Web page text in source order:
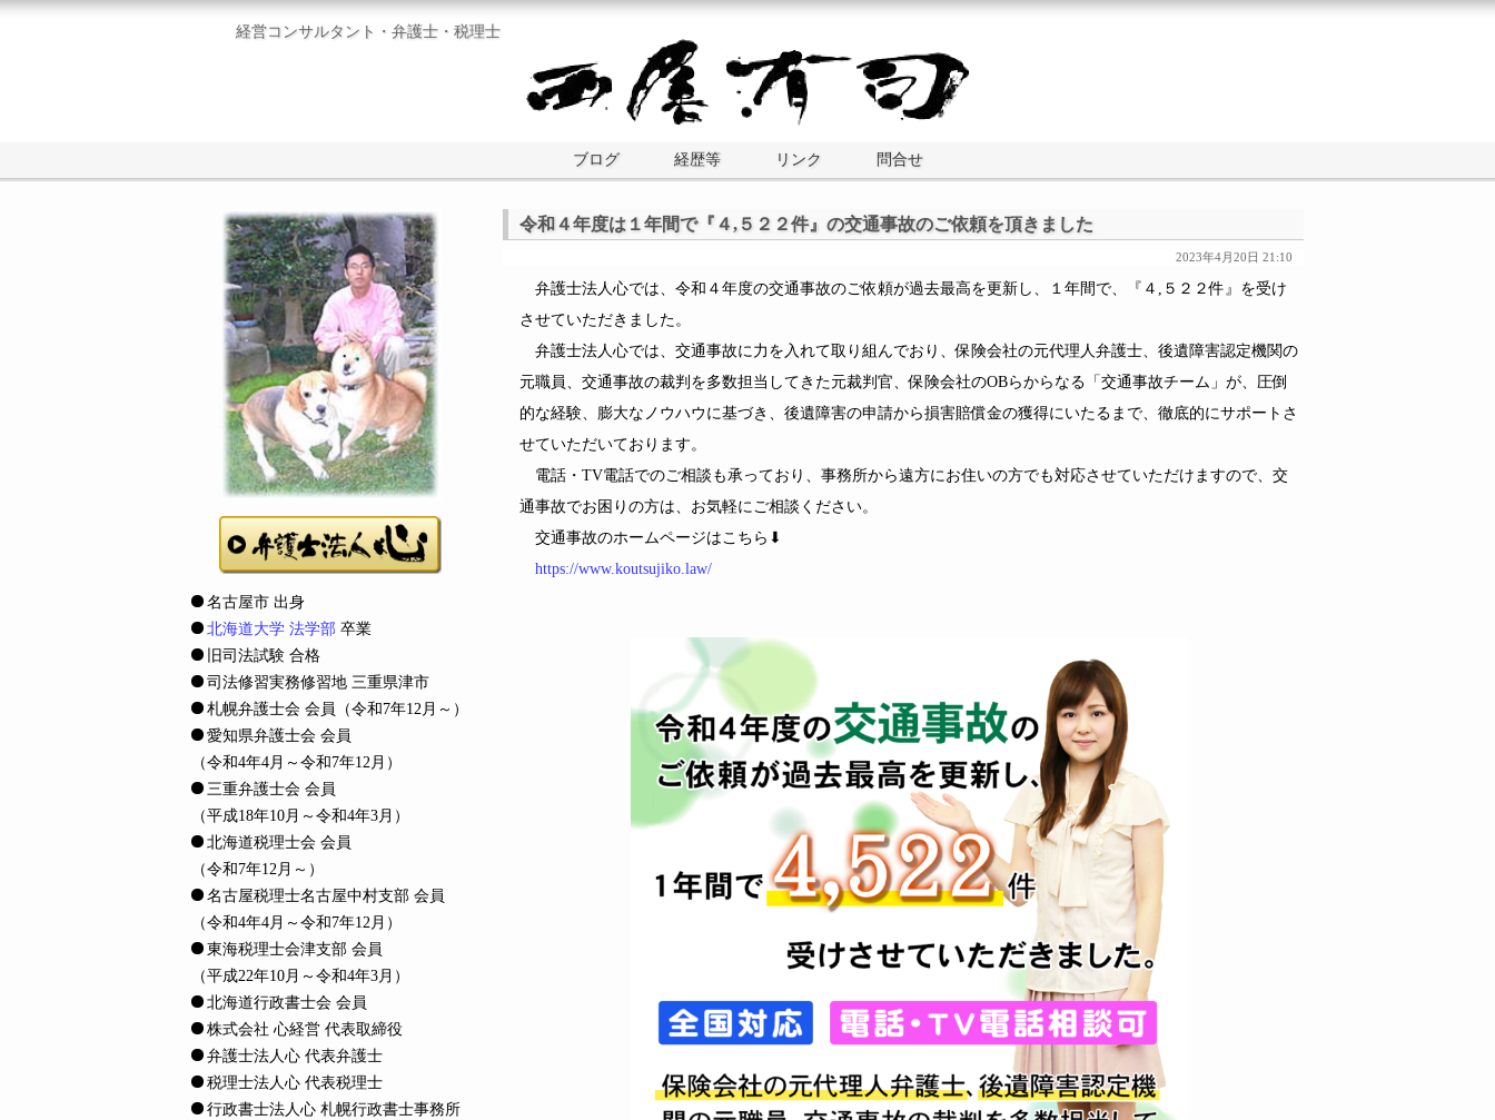
経営コンサルタント・弁護士・税理士
ブログ 経歴等 リンク 問合せ
令和４年度は１年間で『４,５２２件』の交通事故のご依頼を頂きました
2023年4月20日 21:10
弁護士法人心では、令和４年度の交通事故のご依頼が過去最高を更新し、１年間で、『４,５２２件』を受け
させていただきました。
弁護士法人心では、交通事故に力を入れて取り組んでおり、保険会社の元代理人弁護士、後遺障害認定機関の
元職員、交通事故の裁判を多数担当してきた元裁判官、保険会社のOBらからなる「交通事故チーム」が、圧倒
的な経験、膨大なノウハウに基づき、後遺障害の申請から損害賠償金の獲得にいたるまで、徹底的にサポートさ
せていただいております。
電話・TV電話でのご相談も承っており、事務所から遠方にお住いの方でも対応させていただけますので、交
通事故でお困りの方は、お気軽にご相談ください。
交通事故のホームページはこちら⬇
https://www.koutsujiko.law/
名古屋市 出身
北海道大学 法学部 卒業
旧司法試験 合格
司法修習実務修習地 三重県津市
札幌弁護士会 会員
（令和7年12月～）
愛知県弁護士会 会員
（令和4年4月～令和7年12月）
三重弁護士会 会員
（平成18年10月～令和4年3月）
北海道税理士会 会員
（令和7年12月～）
名古屋税理士名古屋中村支部 会員
（令和4年4月～令和7年12月）
東海税理士会津支部 会員
（平成22年10月～令和4年3月）
北海道行政書士会 会員
株式会社 心経営 代表取締役
弁護士法人心 代表弁護士
税理士法人心 代表税理士
行政書士法人心 札幌行政書士事務所